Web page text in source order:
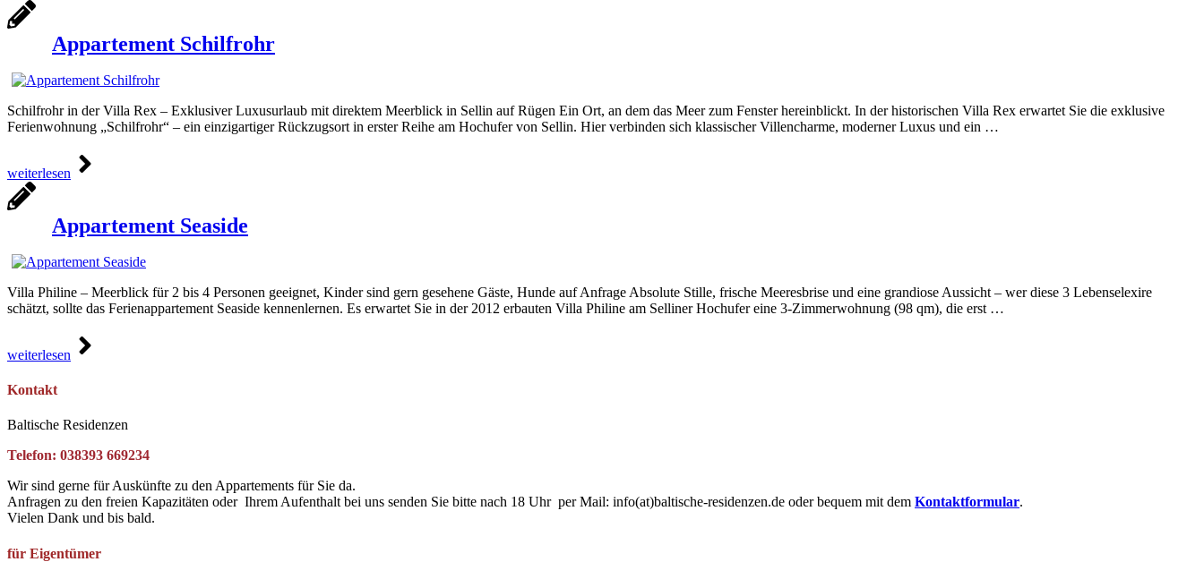
Appartement Schilfrohr
Schilfrohr in der Villa Rex – Exklusiver Luxusurlaub mit direktem Meerblick in Sellin auf Rügen Ein Ort, an dem das Meer zum Fenster hereinblickt. In der historischen Villa Rex erwartet Sie die exklusive
Ferienwohnung „Schilfrohr“ – ein einzigartiger Rückzugsort in erster Reihe am Hochufer von Sellin. Hier verbinden sich klassischer Villencharme, moderner Luxus und ein …
weiterlesen
Appartement Seaside
Villa Philine – Meerblick für 2 bis 4 Personen geeignet, Kinder sind gern gesehene Gäste, Hunde auf Anfrage Absolute Stille, frische Meeresbrise und eine grandiose Aussicht – wer diese 3 Lebenselexire
schätzt, sollte das Ferienappartement Seaside kennenlernen. Es erwartet Sie in der 2012 erbauten Villa Philine am Selliner Hochufer eine 3-Zimmerwohnung (98 qm), die erst …
weiterlesen
Kontakt
Baltische Residenzen
Telefon: 038393 669234
Wir sind gerne für Auskünfte zu den Appartements für Sie da.
Anfragen zu den freien Kapazitäten oder Ihrem Aufenthalt bei uns senden Sie bitte nach 18 Uhr per Mail: info(at)baltische-residenzen.de oder bequem mit dem Kontaktformular.
Vielen Dank und bis bald.
für Eigentümer